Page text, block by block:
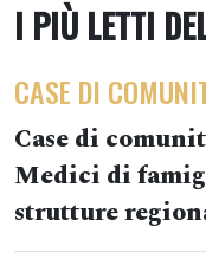
I PIÙ LETTI
CASE DI
Case di
Medici di
strutture